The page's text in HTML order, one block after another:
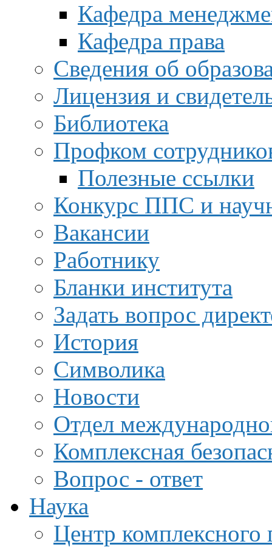
Кафедра
Кафедра права
Сведения об
Лицензия и
Библиотека
Профком
Полезные ссылки
Конкурс ППС и
Вакансии
Работнику
Бланки института
Задать вопрос
История
Символика
Новости
Отдел
Комплексная
Вопрос - ответ
Наука
Центр